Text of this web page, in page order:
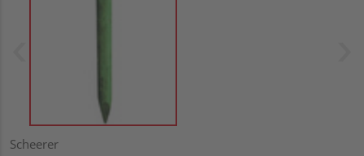
Scheerer